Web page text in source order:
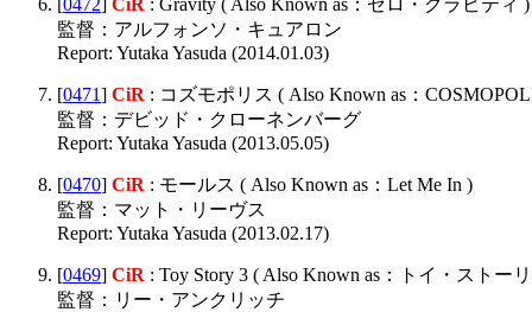
[0472] CiR : Gravity ( Also Known as：ゼロ・グラビティ )
監督：アルフォンソ・キュアロン
Report: Yutaka Yasuda (2014.01.03)
[0471] CiR : コズモポリス ( Also Known as：
監督：デビッド・クローネンバーグ
Report: Yutaka Yasuda (2013.05.05)
[0470] CiR : モールス ( Also Known as：Let Me In )
監督：マット・リーヴス
Report: Yutaka Yasuda (2013.02.17)
[0469] CiR : Toy Story 3 ( Also Known as：トイ・ストー
監督：リー・アンクリッチ